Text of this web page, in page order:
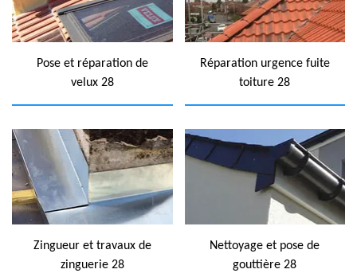
Pose et réparation de
velux 28
Réparation urgence fuite
toiture 28
Zingueur et travaux de
zinguerie 28
Nettoyage et pose de
gouttière 28